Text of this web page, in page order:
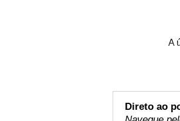
A
Direto ao